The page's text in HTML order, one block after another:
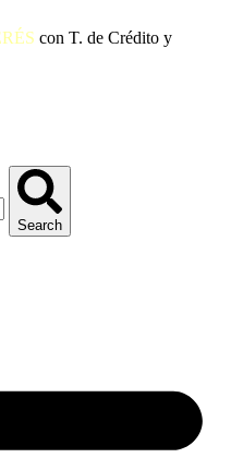
con T. de Crédito y
Search